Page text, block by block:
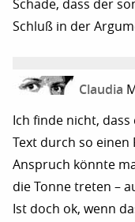
Schade, dass der
Schluß in der
Claudia
Ich finde nicht,
Text durch so
Anspruch könnte
die Tonne treten –
Ist doch ok, wenn